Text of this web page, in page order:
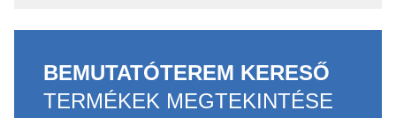
BEMUTATÓTEREM KERESŐ
TERMÉKEK MEGTEKINTÉSE